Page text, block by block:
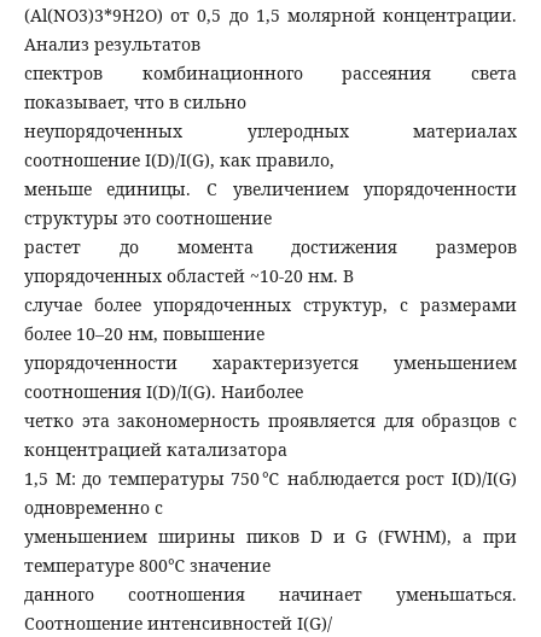
(Al(NO3)3*9H2O) от 0,5 до 1,5 молярной концентрации.
Анализ результатов
спектров комбинационного рассеяния света
показывает, что в сильно
неупорядоченных углеродных материалах
соотношение I(D)/I(G), как правило,
меньше единицы. С увеличением упорядоченности
структуры это соотношение
растет до момента достижения размеров
упорядоченных областей ~10-20 нм. В
случае более упорядоченных структур, с размерами
более 10–20 нм, повышение
упорядоченности характеризуется уменьшением
соотношения I(D)/I(G). Наиболее
четко эта закономерность проявляется для образцов с
концентрацией катализатора
1,5 М: до температуры 750℃ наблюдается рост I(D)/I(G)
одновременно с
уменьшением ширины пиков D и G (FWHM), а при
температуре 800℃ значение
данного соотношения начинает уменьшаться.
Соотношение интенсивностей I(G)/